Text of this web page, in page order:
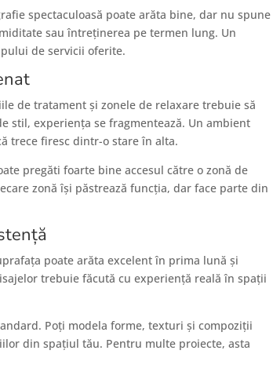
spectaculoasă poate arăta bine, dar nu spune
sau întreținerea pe termen lung. Un
de servicii oferite.
de tratament și zonele de relaxare trebuie să
stil, experiența se fragmentează. Un ambient
trece firesc dintr-o stare în alta.
pregăti foarte bine accesul către o zonă de
zonă își păstrează funcția, dar face parte din
poate arăta excelent în prima lună și
trebuie făcută cu experiență reală în spații
Poți modela forme, texturi și compoziții
din spațiul tău. Pentru multe proiecte, asta